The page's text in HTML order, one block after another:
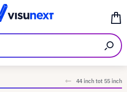
44 inch tot 55 inch